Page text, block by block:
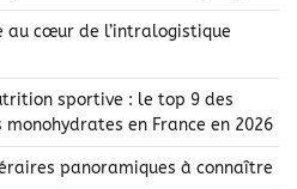
au cœur de l’intralogistique
sportive : le top 9 des
en France en 2026
panoramiques à connaître